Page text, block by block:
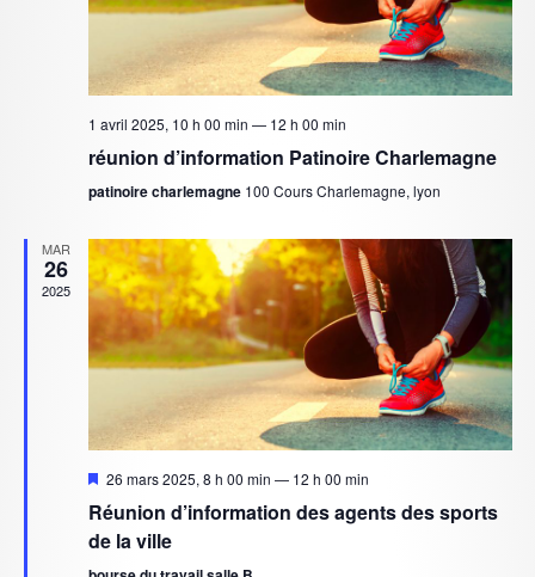
a
t
o
p
a
r
c
o
n
t
i
o
d
v
u
e
s
É
v
è
1 avril 2025, 10 h 00 min — 12 h 00 min
réunion d’information Patinoire Charlemagne
patinoire charlemagne 100 Cours Charlemagne, lyon
MAR
26
2025
Mis
avant
26 mars 2025, 8 h 00 min — 12 h 00 min
Réunion d’information des agents des sports
de la ville